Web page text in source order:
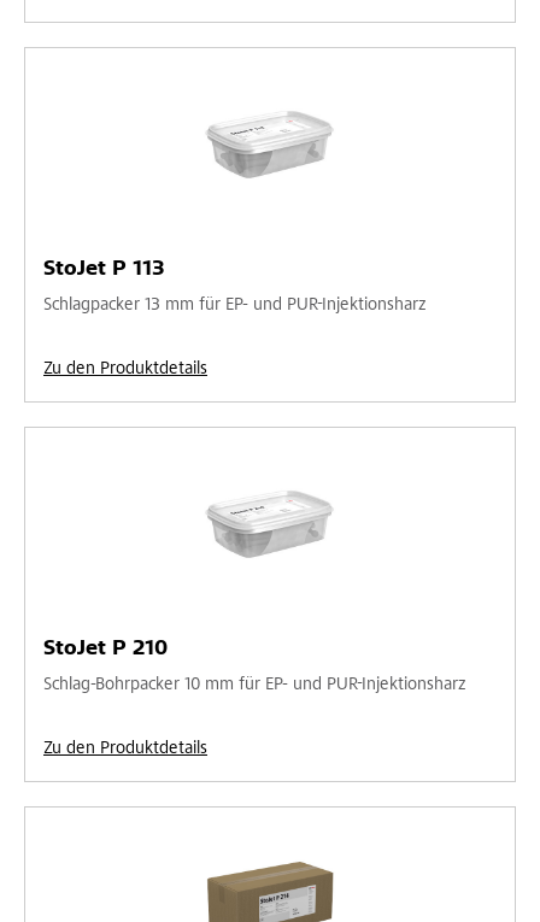
StoJet P 113
Schlagpacker 13 mm für EP- und PUR-Injektionsharz
Zu den Produktdetails
StoJet P 210
Schlag-Bohrpacker 10 mm für EP- und PUR-Injektionsharz
Zu den Produktdetails